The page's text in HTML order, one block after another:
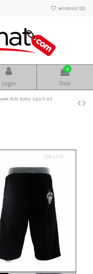
Wishlist (0)
Login
0
Troli
Rib Kolor Spirit All